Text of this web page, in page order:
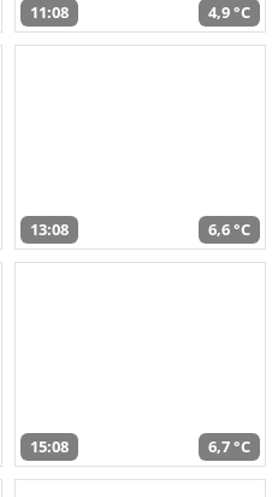
11:08 4,9 °C
13:08 6,6 °C
15:08 6,7 °C